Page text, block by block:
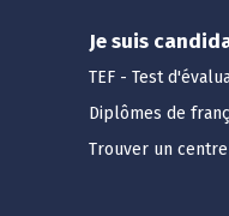
Je suis
TEF - Test
Diplômes de
Trouver un